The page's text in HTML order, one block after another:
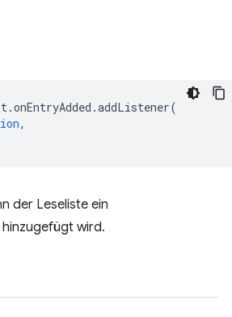
.onEntryAdded .addListener(
,
der Leseliste ein
hinzugefügt wird.